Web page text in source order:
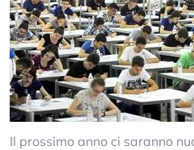
Il prossimo anno ci saranno